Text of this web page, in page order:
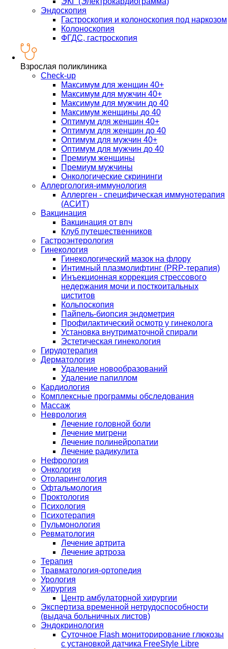
Эндоскопия
Гастроскопия и колоноскопия под наркозом
Колоноскопия
ФГДС, гастроскопия
Взрослая поликлиника
Check-up
Максимум для женщин 40+
Максимум для мужчин 40+
Максимум для мужчин до 40
Максимум женщины до 40
Оптимум для женщин 40+
Оптимум для женщин до 40
Оптимум для мужчин 40+
Оптимум для мужчин до 40
Премиум женщины
Премиум мужчины
Онкологические скрининги
Аллергология-иммунология
Аллерген - специфическая иммунотерапия
(АСИТ)
Вакцинация
Вакцинация от впч
Клуб путешественников
Гастроэнтерология
Гинекология
Гинекологический мазок на флору
Интимный плазмолифтинг (PRP-терапия)
Инъекционная коррекция стрессового
недержания мочи и посткоитальных
циститов
Кольпоскопия
Пайпель-биопсия эндометрия
Профилактический осмотр у гинеколога
Установка внутриматочной спирали
Эстетическая гинекология
Гирудотерапия
Дерматология
Удаление новообразований
Удаление папиллом
Кардиология
Комплексные программы обследования
Массаж
Неврология
Лечение головной боли
Лечение мигрени
Лечение полинейропатии
Лечение радикулита
Нефрология
Онкология
Отоларингология
Офтальмология
Проктология
Психология
Психотерапия
Пульмонология
Ревматология
Лечение артрита
Лечение артроза
Терапия
Травматология-ортопедия
Урология
Хирургия
Центр амбулаторной хирургии
Экспертиза временной нетрудоспособности
(выдача больничных листов)
Эндокринология
Суточное Flash мониторирование глюкозы
с установкой датчика FreeStyle Libre